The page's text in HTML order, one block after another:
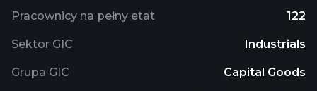
Pracownicy na pełny etat 122
Sektor GIC Industrials
Grupa GIC Capital Goods